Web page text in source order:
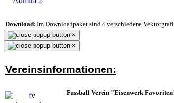
Download: Im Downloadpaket sind 4 verschiedene
×
×
Vereinsinformationen:
Fussball Verein "Eisenwerk